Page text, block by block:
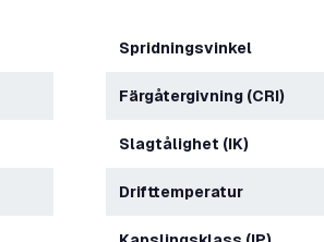
Spridningsvinkel
Färgåtergivning (CRI)
Slagtålighet (IK)
Drifttemperatur